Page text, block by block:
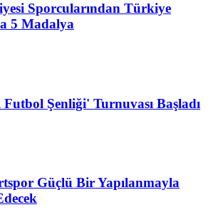
Sporcularından Türkiye
5 Madalya
Şenliği' Turnuvası Başladı
Güçlü Bir Yapılanmayla